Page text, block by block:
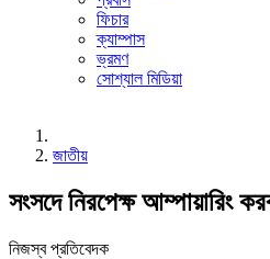
ফিচার
ক্যাম্পাস
ভ্রমণ
সোশ্যাল মিডিয়া
জাতীয়
সংসদে নিরপেক্ষ আম্পায়ারিং
নিজস্ব প্রতিবেদক